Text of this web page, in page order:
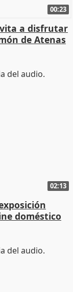
00:23
a disfrutar
de Atenas
02:13
doméstico